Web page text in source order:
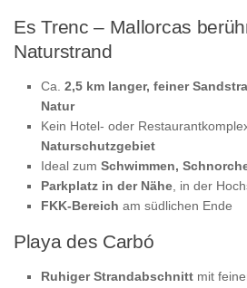
Es Trenc – Mallorcas
Naturstrand
Ca. 2,5 km langer, feiner
Natur
Kein Hotel- oder
Naturschutzgebiet
Ideal zum Schwimmen,
Parkplatz in der Nähe , in der
FKK-Bereich am südlichen Ende
Playa des Carbó
Ruhiger Strandabschnitt mit